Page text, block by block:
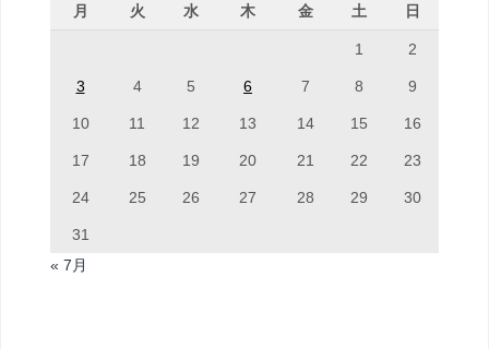
月 火 水 木 金 土 日
1 2
3 4 5 6 7 8 9
10 11 12 13 14 15 16
17 18 19 20 21 22 23
24 25 26 27 28 29 30
31
« 7月